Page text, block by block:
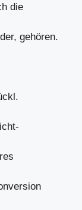
die
gehören.